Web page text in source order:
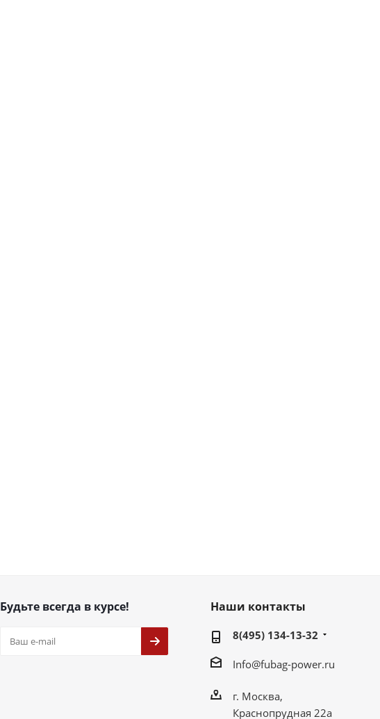
Будьте всегда в курсе! Наши контакты
8(495) 134-13-32
Info@fubag-power.ru
г. Москва,
Краснопрудная 22а